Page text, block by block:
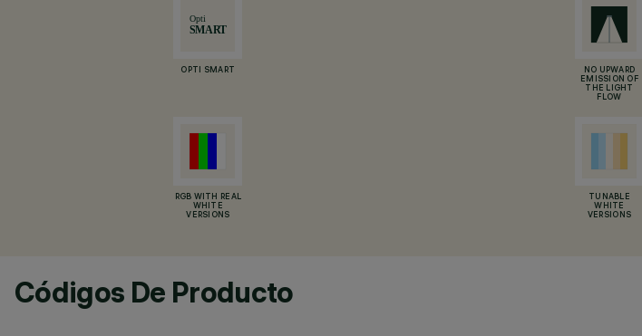
OPTI SMART
NO UPWARD
EMISSION OF
THE LIGHT
FLOW
RGB WITH REAL
WHITE
VERSIONS
TUNABLE
WHITE
VERSIONS
Códigos De Producto